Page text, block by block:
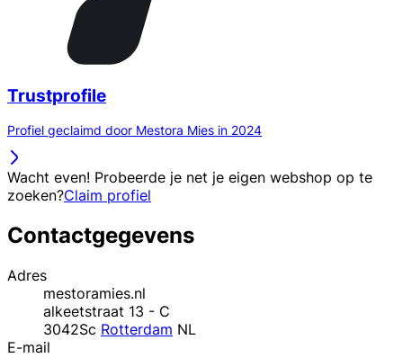
Trustprofile
Profiel geclaimd door Mestora Mies in 2024
Wacht even! Probeerde je net je eigen webshop op te
zoeken?Claim profiel
Contactgegevens
Adres
mestoramies.nl
alkeetstraat 13 - C
3042Sc Rotterdam NL
E-mail